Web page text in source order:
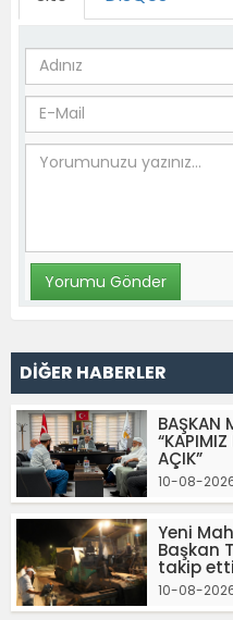
DİĞER HABERLER
BAŞKAN
AÇIK”
10-08-
Yeni
Başkan
takip
10-08-